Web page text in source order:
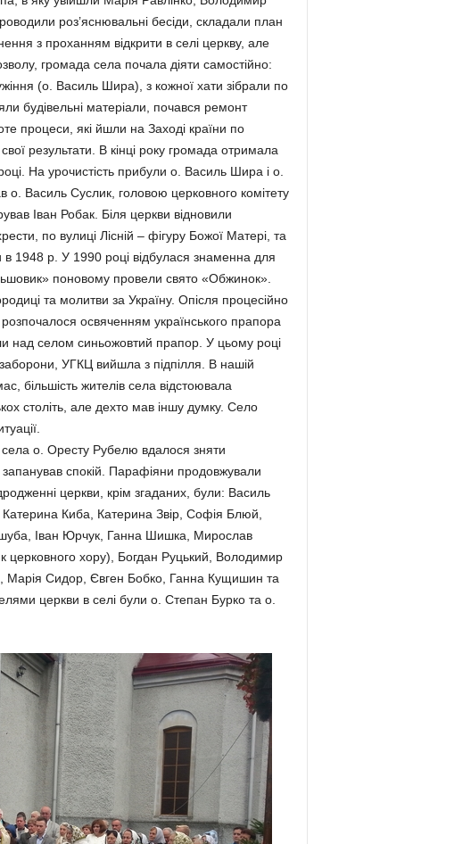
роз’яснювальні бесіди, складали план
з проханням відкрити в селі церкву, але
громада села почала діяти самостійно:
(о. Василь Шира), з кожної хати зібрали по
будівельні матеріали, почався ремонт
процеси, які йшли на Заході країни по
результати. В кінці року громада отримала
На урочистість прибули о. Василь Шира і о.
о. Василь Суслик, головою церковного комітету
Іван Робак. Біля церкви відновили
по вулиці Лісній – фігуру Божої Матері, та
1948 р. У 1990 році відбулася знаменна для
поновому провели свято «Обжинок».
та молитви за Україну. Опісля процесійно
освяченням українського прапора
над селом синьожовтий прапор. У цьому році
УГКЦ вийшла з підпілля. В нашій
більшість жителів села відстоювала
століть, але дехто мав іншу думку. Село
о. Оресту Рубелю вдалося зняти
запанував спокій. Парафіяни продовжували
церкви, крім згаданих, були: Василь
Киба, Катерина Звір, Софія Блюй,
Іван Юрчук, Ганна Шишка, Мирослав
церковного хору), Богдан Руцький, Володимир
Сидор, Євген Бобко, Ганна Кущишин та
церкви в селі були о. Степан Бурко та о.